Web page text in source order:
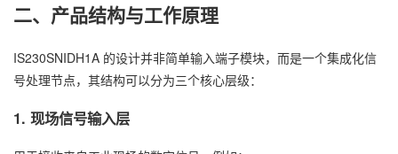
二、产品结构与工作原理
IS230SNIDH1A 的设计并非简单输入端子模块，而是一个集成化信
号处理节点，其结构可以分为三个核心层级：
1. 现场信号输入层